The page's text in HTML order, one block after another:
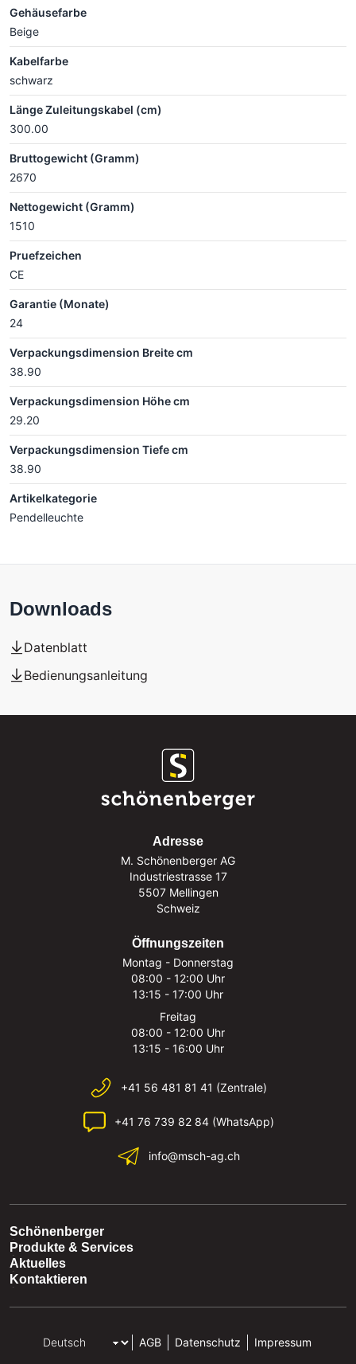
Gehäusefarbe
Beige
Kabelfarbe
schwarz
Länge Zuleitungskabel (cm)
300.00
Bruttogewicht (Gramm)
2670
Nettogewicht (Gramm)
1510
Pruefzeichen
CE
Garantie (Monate)
24
Verpackungsdimension Breite cm
38.90
Verpackungsdimension Höhe cm
29.20
Verpackungsdimension Tiefe cm
38.90
Artikelkategorie
Pendelleuchte
Downloads
Datenblatt
Bedienungsanleitung
Adresse
M. Schönenberger AG
Industriestrasse 17
5507 Mellingen
Schweiz
Öffnungszeiten
Montag - Donnerstag
08:00 - 12:00 Uhr
13:15 - 17:00 Uhr
Freitag
08:00 - 12:00 Uhr
13:15 - 16:00 Uhr
+41 56 481 81 41 (Zentrale)
+41 76 739 82 84 (WhatsApp)
info@msch-ag.ch
Schönenberger
Produkte & Services
Aktuelles
Kontaktieren
AGB Datenschutz Impressum